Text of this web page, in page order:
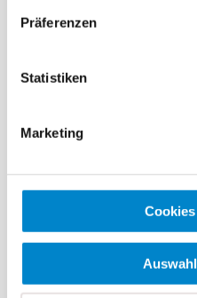
Präferenzen
Statistiken
Marketing
sowie UV- und
Erneuerbare Energien
mindestens 25 Jahre:
Sanierungsintervalle.
Flexible Lösungen für